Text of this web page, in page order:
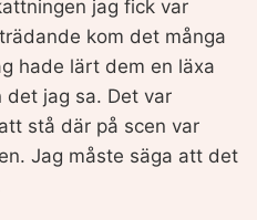
jag fick var
kom det många
hade lärt dem en läxa
det jag sa. Det var
stå där på scen var
Jag måste säga att det